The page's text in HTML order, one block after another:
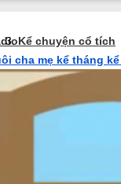
Kể chuyện cổ tích
cha mẹ kể tháng